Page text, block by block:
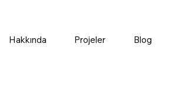
Hakkında Projeler Blog